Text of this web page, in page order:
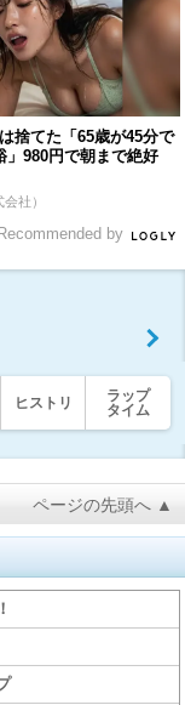
捨てた「65歳が45分で
」980円で朝まで絶好
社）
Recommended by
ヒストリ
ラップ
タイム
ページの先頭へ ▲